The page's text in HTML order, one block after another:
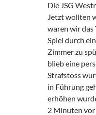
Die JSG
Jetzt wollten
waren wir das
Spiel durch
Zimmer zu
blieb eine
Strafstoss
in Führung
erhöhen
2 Minuten